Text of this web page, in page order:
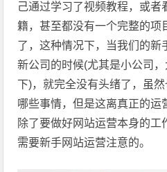
己通过学习了视频教程，或者
籍，甚至都没有一个完整的项
了，这种情况下，当我们的新
新公司的时候(尤其是小公司
下)，就完全没有头绪了，虽
哪些事情，但是这离真正的运
除了要做好网站运营本身的工
需要新手网站运营注意的。